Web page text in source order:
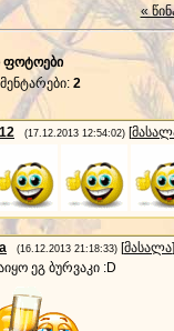
«
ფოტოები
: 2
(17.12.2013 12:54:02) [
(16.12.2013 21:18:33) [მასალა]
ეგ ბურვაკი :D